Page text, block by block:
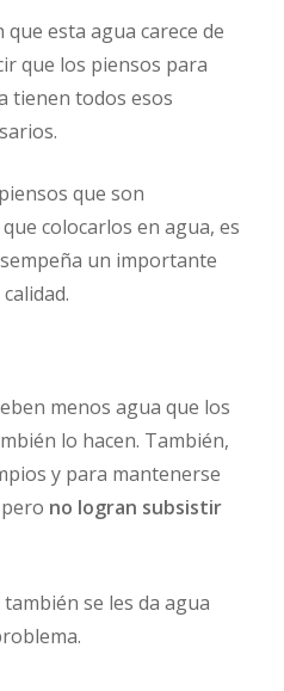
esta agua carece de
que los piensos para
tienen todos esos
que son
colocarlos en agua, es
un importante
menos agua que los
lo hacen. También,
y para mantenerse
no logran subsistir
se les da agua